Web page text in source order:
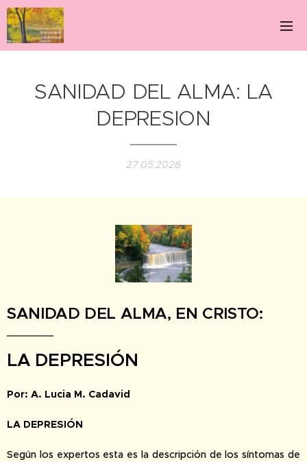
SANIDAD DEL ALMA: LA
DEPRESION
27.05.2026
SANIDAD DEL ALMA, EN CRISTO:
LA DEPRESIÓN
Por: A. Lucia M. Cadavid
LA DEPRESIÓN
Según los expertos esta es la descripción de los síntomas de